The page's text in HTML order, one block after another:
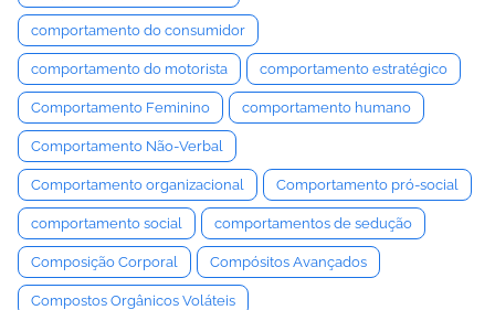
comportamento do consumidor
comportamento do motorista comportamento estratégico
Comportamento Feminino comportamento humano
Comportamento Não-Verbal
Comportamento organizacional Comportamento pró-social
comportamento social comportamentos de sedução
Composição Corporal Compósitos Avançados
Compostos Orgânicos Voláteis